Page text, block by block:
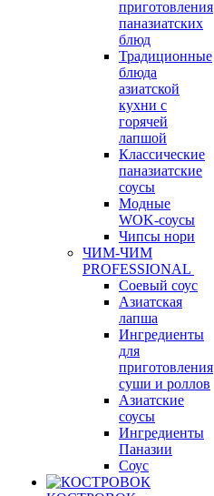
приготовления
паназиатских
блюд
Традиционные
блюда
азиатской
кухни с
горячей
лапшой
Классические
паназиатские
соусы
Модные
WOK-соусы
Чипсы нори
ЧИМ-ЧИМ
PROFESSIONAL
Соевый соус
Азиатская
лапша
Ингредиенты
для
приготовления
суши и роллов
Азиатские
соусы
Ингредиенты
Паназии
Соус